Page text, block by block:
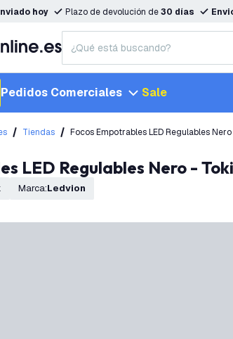
hoy Plazo de devolución de30 días
Pedidos Comerciales Sale
Tiendas Focos Empotrables LED Regulables
LED Regulables Nero -
Marca: Ledvion